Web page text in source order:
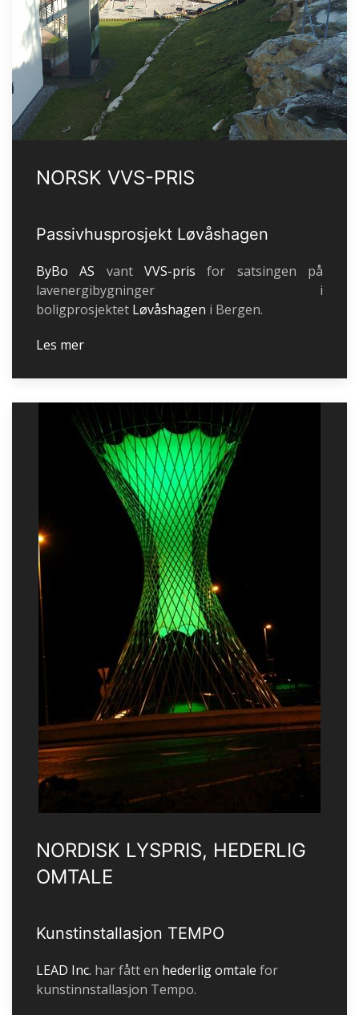
NORSK VVS-PRIS
Passivhusprosjekt Løvåshagen
ByBo AS vantVVS-pris for satsingen på
lavenergibygninger i
boligprosjektet Løvåshagen i Bergen.
Les mer
NORDISK LYSPRIS, HEDERLIG
OMTALE
Kunstinstallasjon TEMPO
LEAD Inc. har fått en hederlig omtale for
kunstinnstallasjon Tempo.